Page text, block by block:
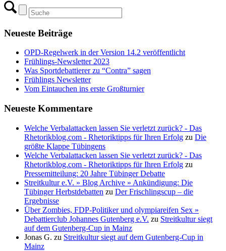
Neueste Beiträge
OPD-Regelwerk in der Version 14.2 veröffentlicht
Frühlings-Newsletter 2023
Was Sportdebattierer zu “Contra” sagen
Frühlings Newsletter
Vom Eintauchen ins erste Großturnier
Neueste Kommentare
Welche Verbalattacken lassen Sie verletzt zurück? - Das
Rhetorikblog.com - Rhetoriktipps für Ihren Erfolg zu Die
größte Klappe Tübingens
Welche Verbalattacken lassen Sie verletzt zurück? - Das
Rhetorikblog.com - Rhetoriktipps für Ihren Erfolg zu
Pressemitteilung: 20 Jahre Tübinger Debatte
Streitkultur e.V. » Blog Archive » Ankündigung: Die
Tübinger Herbstdebatten zu Der Frischlingscup – die
Ergebnisse
Über Zombies, FDP-Politiker und olympiareifen Sex »
Debattierclub Johannes Gutenberg e.V. zu Streitkultur siegt
auf dem Gutenberg-Cup in Mainz
Jonas G. zu Streitkultur siegt auf dem Gutenberg-Cup in
Mainz